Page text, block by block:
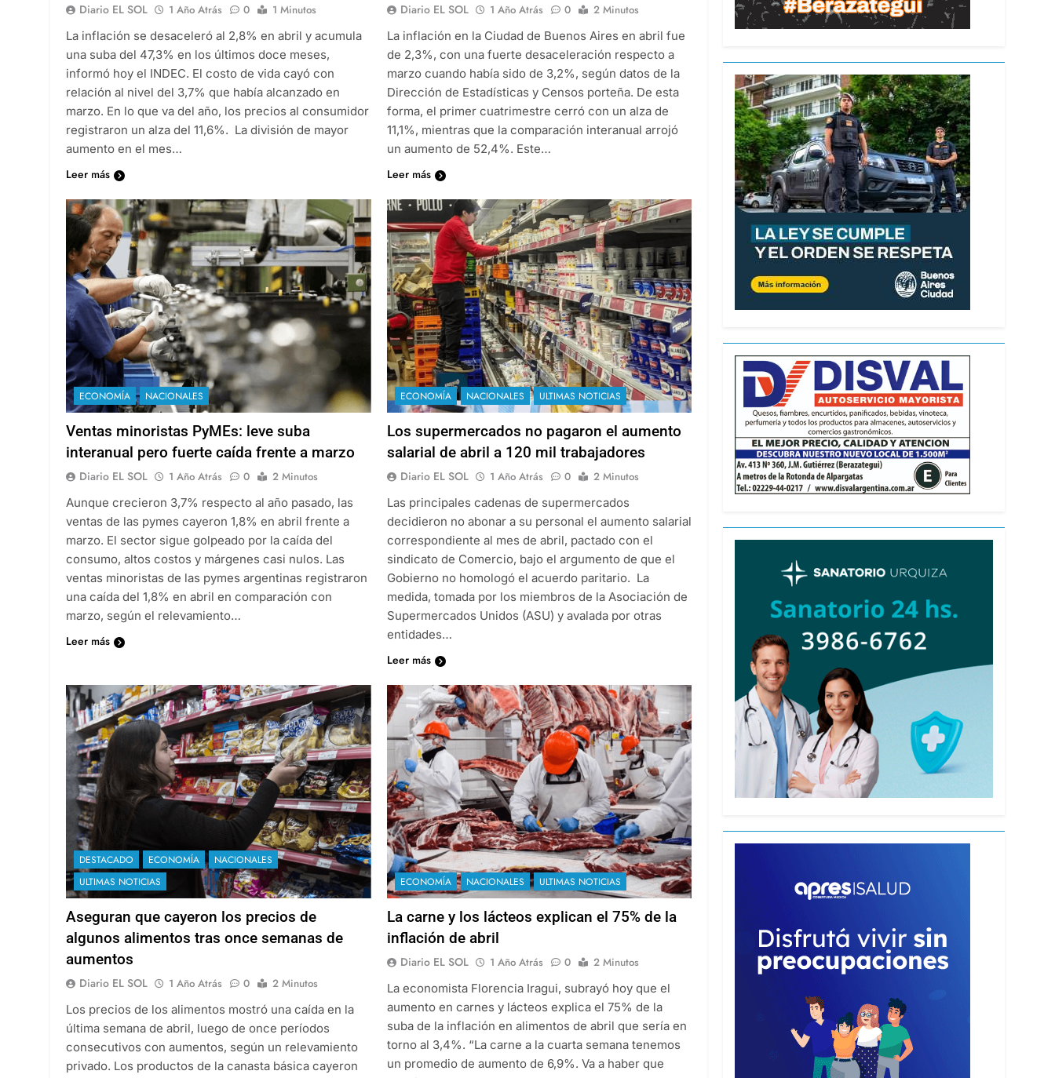
Diario EL SOL 1 Año Atrás 0
1 Minutos
La inflación se desaceleró al 2,8% en abril y acumula
una suba del 47,3% en los últimos doce meses,
informó hoy el INDEC. El costo de vida cayó con
relación al nivel del 3,7% que había alcanzado en
marzo. En lo que va del año, los precios al consumidor
registraron un alza del 11,6%. La división de mayor
aumento en el mes…
Leer más
Diario EL SOL 1 Año Atrás 0
2 Minutos
La inflación en la Ciudad de Buenos Aires en abril fue
de 2,3%, con una fuerte desaceleración respecto a
marzo cuando había sido de 3,2%, según datos de la
Dirección de Estadísticas y Censos porteña. De esta
forma, el primer cuatrimestre cerró con un alza de
11,1%, mientras que la comparación interanual arrojó
un aumento de 52,4%. Este…
Leer más
ECONOMÍA NACIONALES
Ventas minoristas PyMEs: leve suba
interanual pero fuerte caída frente a marzo
Diario EL SOL 1 Año Atrás 0
2 Minutos
Aunque crecieron 3,7% respecto al año pasado, las
ventas de las pymes cayeron 1,8% en abril frente a
marzo. El sector sigue golpeado por la caída del
consumo, altos costos y márgenes casi nulos. Las
ventas minoristas de las pymes argentinas registraron
una caída del 1,8% en abril en comparación con
marzo, según el relevamiento…
Leer más
ECONOMÍA NACIONALES ULTIMAS NOTICIAS
Los supermercados no pagaron el aumento
salarial de abril a 120 mil trabajadores
Diario EL SOL 1 Año Atrás 0
2 Minutos
Las principales cadenas de supermercados
decidieron no abonar a su personal el aumento salarial
correspondiente al mes de abril, pactado con el
sindicato de Comercio, bajo el argumento de que el
Gobierno no homologó el acuerdo paritario. La
medida, tomada por los miembros de la Asociación de
Supermercados Unidos (ASU) y avalada por otras
entidades…
Leer más
DESTACADO ECONOMÍA
NACIONALES
ULTIMAS NOTICIAS
Aseguran que cayeron los precios de
algunos alimentos tras once semanas de
aumentos
Diario EL SOL 1 Año Atrás 0
2 Minutos
Los precios de los alimentos mostró una caída en la
última semana de abril, luego de once períodos
consecutivos con aumentos, según un relevamiento
privado. Los productos de la canasta básica cayeron
ECONOMÍA NACIONALES ULTIMAS NOTICIAS
La carne y los lácteos explican el 75% de la
inflación de abril
Diario EL SOL 1 Año Atrás 0
2 Minutos
La economista Florencia Iragui, subrayó hoy que el
aumento en carnes y lácteos explica el 75% de la
suba de la inflación en alimentos de abril que sería en
torno al 3,4%. “La carne a la cuarta semana tenemos
un promedio de aumento de 6,9%. Va a haber que